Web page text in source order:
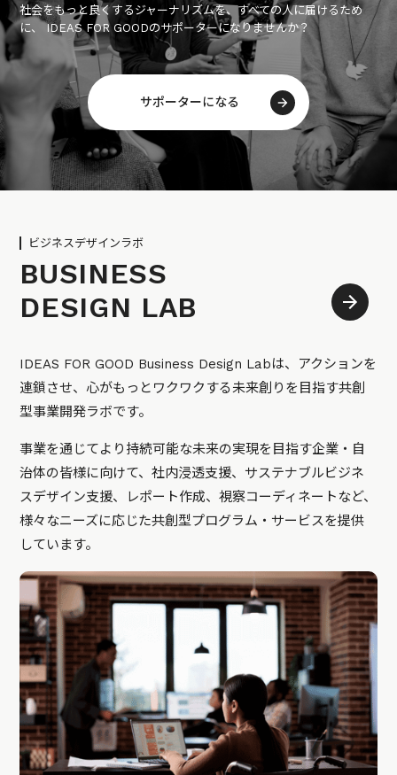
社会をもっと良くするジャーナリズムを、すべての人に届けるため
に、 IDEAS FOR GOODのサポーターになりませんか？
サポーターになる
ビジネスデザインラボ
BUSINESS
DESIGN LAB
IDEAS FOR GOOD Business Design Labは、アクションを
連鎖させ、心がもっとワクワクする未来創りを目指す共創
型事業開発ラボです。
事業を通じてより持続可能な未来の実現を目指す企業・自
治体の皆様に向けて、社内浸透支援、サステナブルビジネ
スデザイン支援、レポート作成、視察コーディネートなど、
様々なニーズに応じた共創型プログラム・サービスを提供
しています。